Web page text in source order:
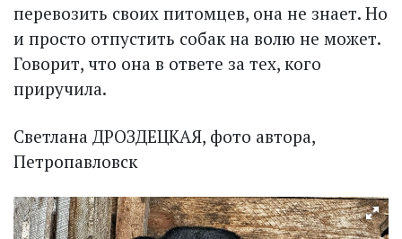
перевозить своих питомцев, она не знает. Но
и просто отпустить собак на волю не может.
Говорит, что она в ответе за тех, кого
приручила.
Светлана ДРОЗДЕЦКАЯ, фото автора,
Петропавловск